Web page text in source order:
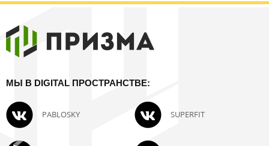
МЫ В DIGITAL ПРОСТРАНСТВЕ:
PABLOSKY SUPERFIT